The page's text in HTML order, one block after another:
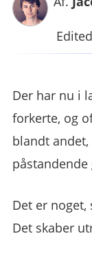
Der har nu i
forkerte, og
blandt andet,
Det er
Det skaber